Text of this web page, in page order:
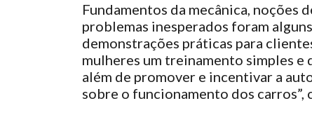
Fundamentos da mecânica, noções
problemas inesperados foram
demonstrações práticas para
mulheres um treinamento simples e
além de promover e incentivar a
sobre o funcionamento dos carros”,